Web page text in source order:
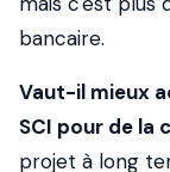
bancaire.
Vaut-il mieux
SCI pour de la
projet à long